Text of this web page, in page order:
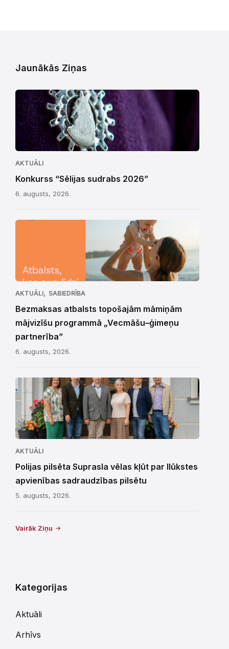
Jaunākās Ziņas
AKTUĀLI
Konkurss “Sēlijas sudrabs 2026”
6. augusts, 2026.
AKTUĀLI, SABIEDRĪBA
Bezmaksas atbalsts topošajām māmiņām
mājvizīšu programmā „Vecmāšu–ģimeņu
partnerība”
6. augusts, 2026.
AKTUĀLI
Polijas pilsēta Suprasla vēlas kļūt par Ilūkstes
apvienības sadraudzības pilsētu
5. augusts, 2026.
Vairāk Ziņu
Kategorijas
Aktuāli
Arhīvs